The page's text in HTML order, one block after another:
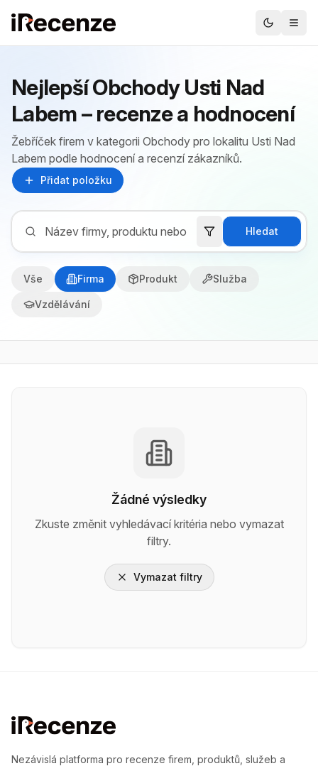
Nejlepší Obchody Usti Nad
Labem – recenze a hodnocení
Žebříček firem v kategorii Obchody pro lokalitu Usti Nad
Labem podle hodnocení a recenzí zákazníků.
Přidat položku
Hledat
Vše Firma Produkt Služba
Vzdělávání
Žádné výsledky
Zkuste změnit vyhledávací kritéria nebo vymazat
filtry.
Vymazat filtry
Nezávislá platforma pro recenze firem, produktů, služeb a